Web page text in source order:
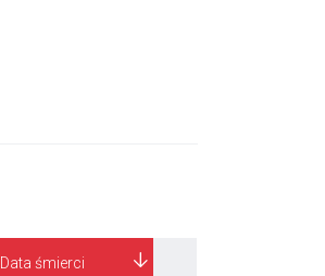
Data śmierci